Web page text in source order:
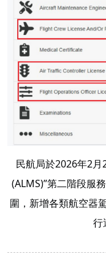
民航局於2026年2月
(ALMS)”第二階段服
圍，新增各類航空器
行